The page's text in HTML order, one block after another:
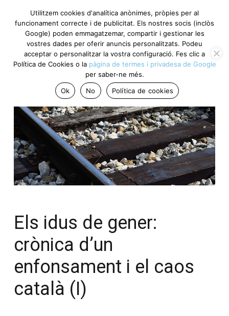
Els idus de gener:
crònica d’un
enfonsament i el caos
català (I)
Utilitzem cookies d'analítica anònimes, pròpies per al
funcionament correcte i de publicitat. Els nostres socis
(inclòs Google) poden emmagatzemar, compartir i gestionar
les vostres dades per oferir anuncis personalitzats. Podeu
acceptar o personalitzar la vostra configuració. Fes clic a
Política de Cookies o lapàgina de termes i privadesa de
Googleper saber-ne més.
Ok
No Política de cookies